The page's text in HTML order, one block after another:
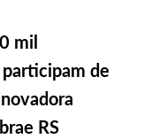
mil
de
RS